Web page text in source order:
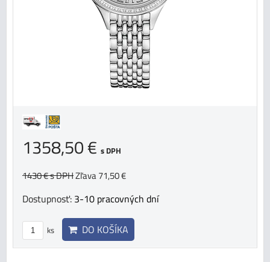
1358,50 € s DPH
1430 €s DPHZľava 71,50 €
Dostupnosť: 3-10 pracovných dní
ks DO KOŠÍKA